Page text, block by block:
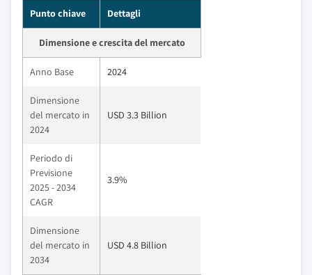
Punto chiave Dettagli
Dimensione e crescita del mercato
Anno Base 2024
Dimensione
del mercato in
2024
USD 3.3 Billion
Periodo di
Previsione
2025 - 2034
CAGR
3.9%
Dimensione
del mercato in
2034
USD 4.8 Billion